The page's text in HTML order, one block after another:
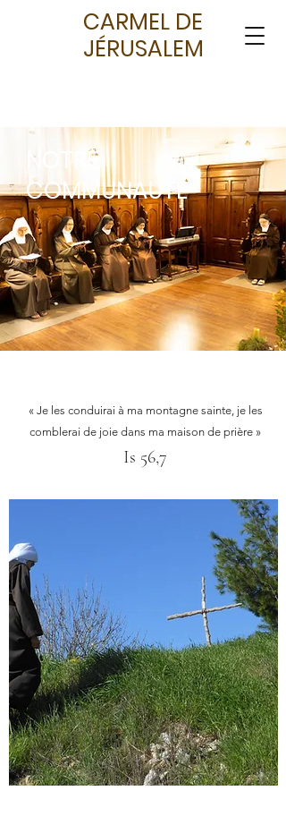
CARMEL DE
JÉRUSALEM
NOTRE
COMMUNAUTÉ
« Je les conduirai à ma montagne sainte, je les
comblerai de joie dans ma maison de prière »
Is 56,7